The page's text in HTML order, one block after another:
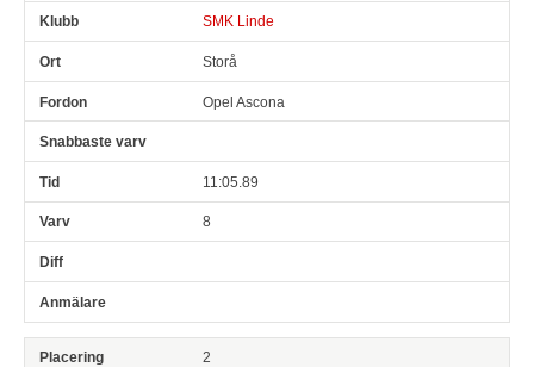
SMK Linde
Storå
Opel Ascona
11:05.89
8
2